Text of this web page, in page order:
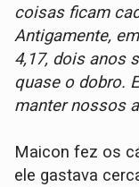
coisas ficam
Antigamente,
4,17, dois anos
quase o dobro.
manter nossos
Maicon fez os
ele gastava